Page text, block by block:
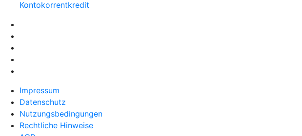
Kontokorrentkredit
Impressum
Datenschutz
Nutzungsbedingungen
Rechtliche Hinweise